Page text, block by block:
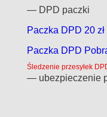
— DPD paczki
Paczka DPD 20 zł
Paczka DPD
Śledzenie przesyłek
— ubezpieczenie